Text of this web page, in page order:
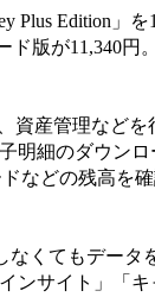
Plus Edition」を
版が11,340円。
資産管理などを
明細のダウンロ
などの残高を
なくてもデータ
ンサイト」「キ